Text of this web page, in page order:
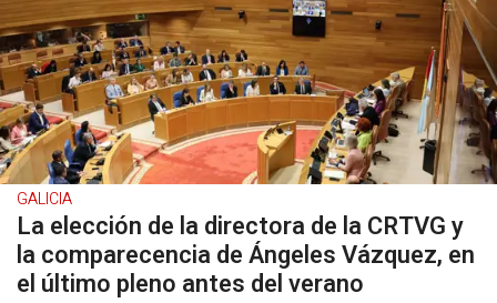
GALICIA
La elección de la directora de la CRTVG y
la comparecencia de Ángeles Vázquez, en
el último pleno antes del verano